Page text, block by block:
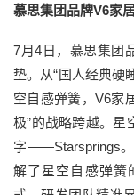
慕思集团品牌V6家
7月4日，慕思集团
垫。从“国人经典硬
空自感弹簧，V6家
极”的战略跨越。星
字——Starsprings
解了星空自感弹簧